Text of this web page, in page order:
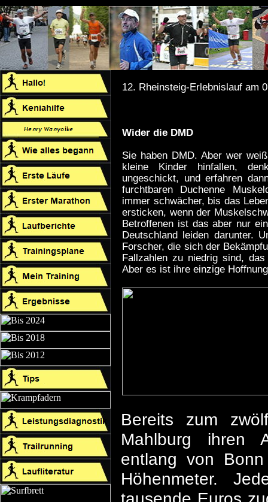
12. Rheinsteig-Erlebnislauf am
Wider die DMD
Sie haben DMD. Aber wer
kleine Kinder hinfallen,
ungeschickt, und erfahren
furchtbaren Duchenne
immer schwächer, bis das
ersticken, wenn der
Betroffenen ist das aber nur
Deutschland leiden darunter.
Forscher, die sich der
Fallzahlen zu niedrig sind,
Aber es ist ihre einzige
Bereits zum
Mahlburg ihren
entlang von
Höhenmeter.